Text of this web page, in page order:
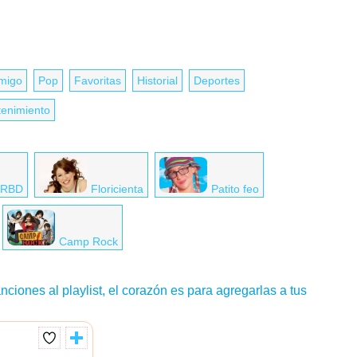
Pop Favoritas Historial Deportes
RBD Floricienta Patito feo
Camp Rock
al playlist, el corazón es para agregarlas a tus